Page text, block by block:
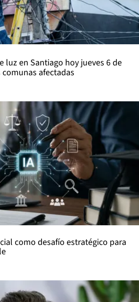
luz en Santiago hoy jueves 6 de
afectadas
como desafío estratégico para